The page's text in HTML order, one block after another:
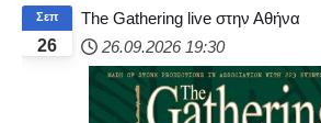
26
Σεπ
The Gathering live στην Αθήνα
26.09.2026 19:30